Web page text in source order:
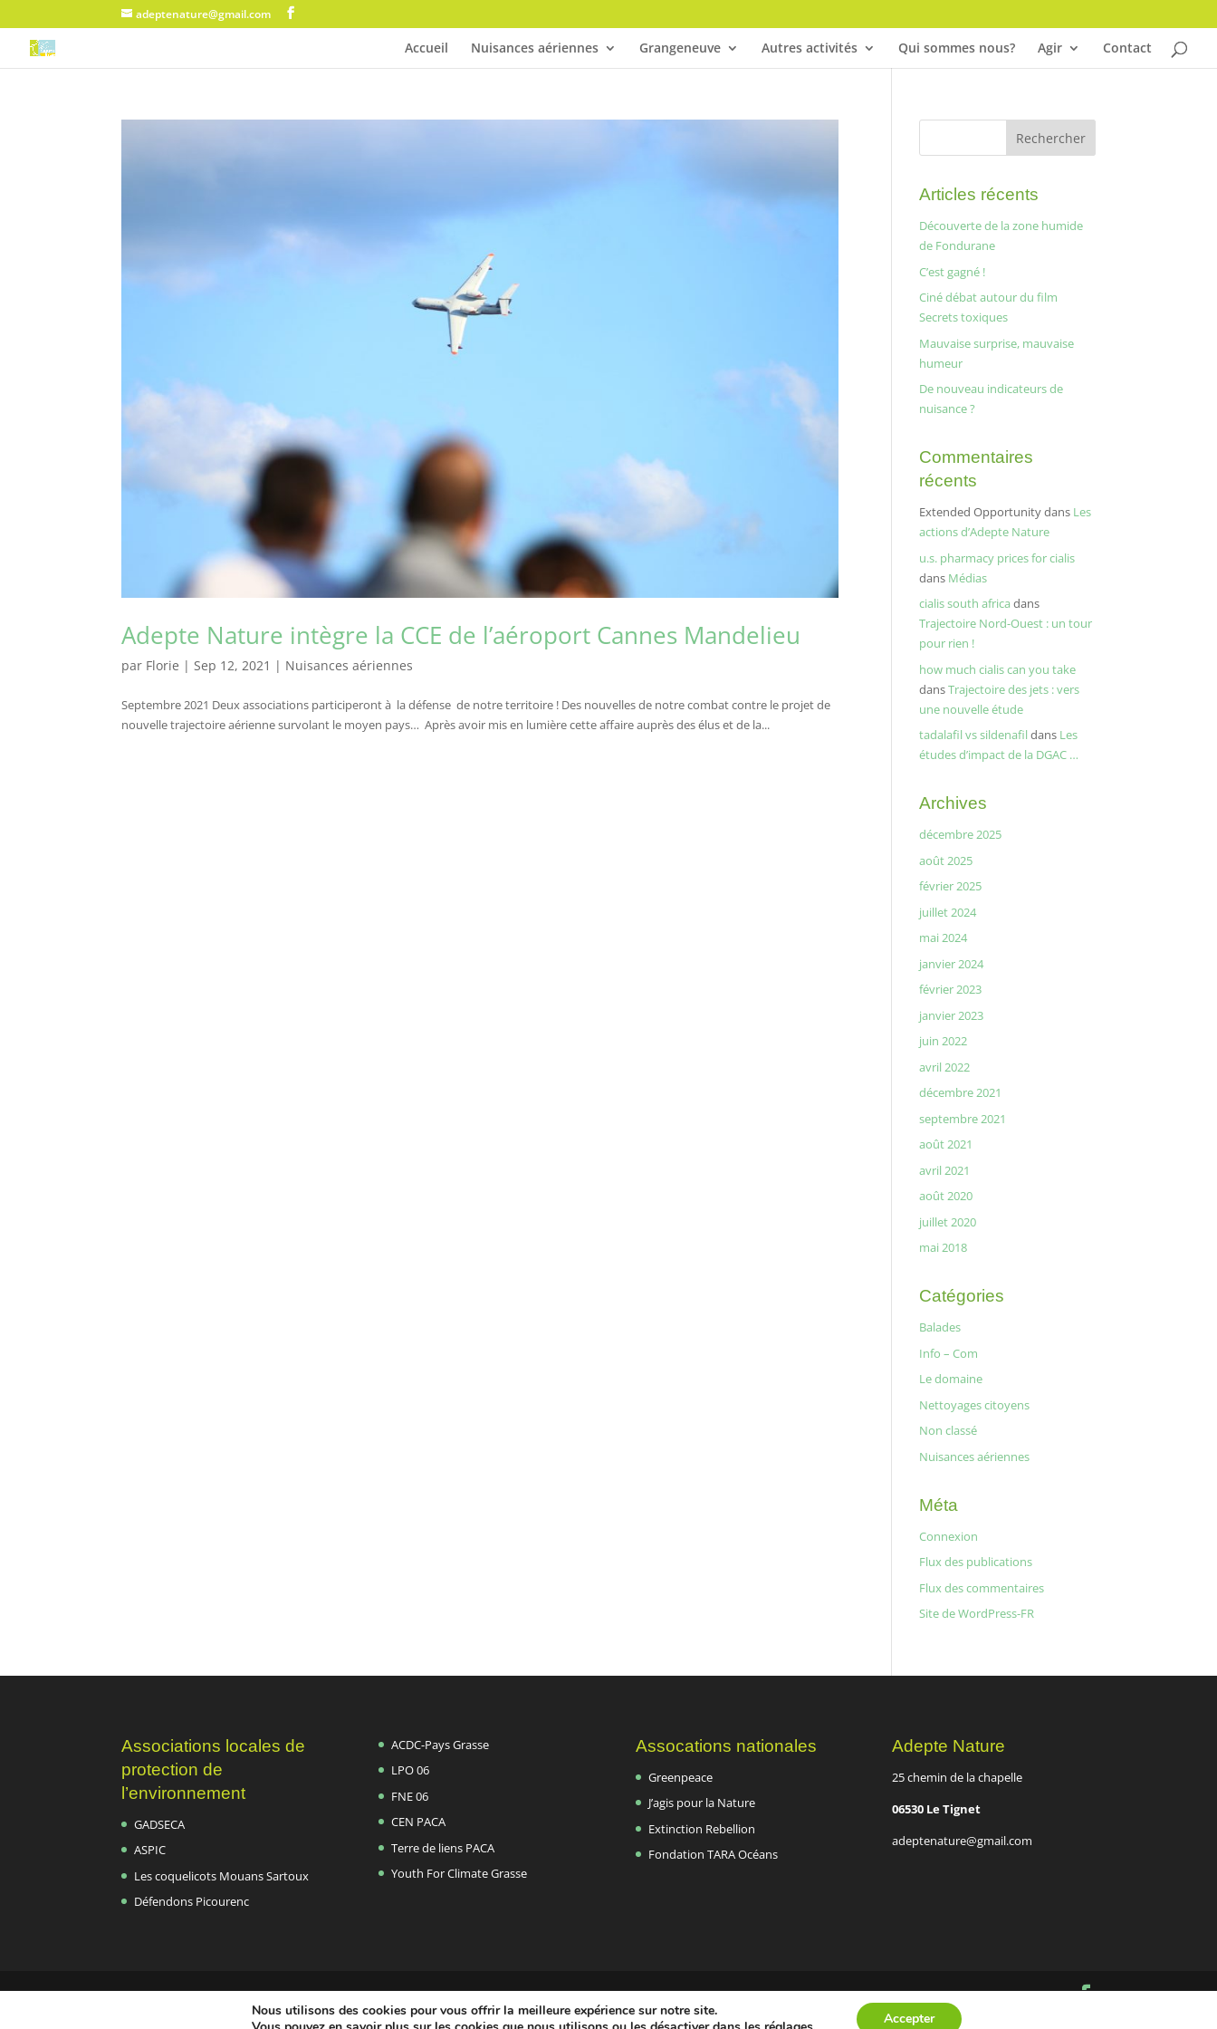
adeptenature@gmail.com
Accueil Nuisances aériennes Grangeneuve Autres activités Qui sommes nous? Agir Contact
Adepte Nature intègre la CCE de l’aéroport Cannes Mandelieu
par Florie |Sep 12, 2021 | Nuisances aériennes
Septembre 2021 Deux associations participeront à la défense de notre territoire ! Des nouvelles de notre combat contre le projet de
nouvelle trajectoire aérienne survolant le moyen pays… Après avoir mis en lumière cette affaire auprès des élus et de la...
Articles récents
Découverte de la zone humide
de Fondurane
C’est gagné !
Ciné débat autour du film
Secrets toxiques
Mauvaise surprise, mauvaise
humeur
De nouveau indicateurs de
nuisance ?
Commentaires
récents
Extended Opportunitydans Les
actions d’Adepte Nature
u.s. pharmacy prices for cialis
dans Médias
cialis south africa dans
Trajectoire Nord-Ouest : un tour
pour rien !
how much cialis can you take
dansTrajectoire des jets : vers
une nouvelle étude
tadalafil vs sildenafil dans Les
études d’impact de la DGAC …
Archives
décembre 2025
août 2025
février 2025
juillet 2024
mai 2024
janvier 2024
février 2023
janvier 2023
juin 2022
avril 2022
décembre 2021
septembre 2021
août 2021
avril 2021
août 2020
juillet 2020
mai 2018
Catégories
Balades
Info – Com
Le domaine
Nettoyages citoyens
Non classé
Nuisances aériennes
Méta
Connexion
Flux des publications
Flux des commentaires
Site de WordPress-FR
Associations locales de
protection de
l’environnement
GADSECA
ASPIC
Les coquelicots Mouans Sartoux
Défendons Picourenc
ACDC-Pays Grasse
LPO 06
FNE 06
CEN PACA
Terre de liens PACA
Youth For Climate Grasse
Assocations nationales
Greenpeace
J’agis pour la Nature
Extinction Rebellion
Fondation TARA Océans
Adepte Nature
25 chemin de la chapelle
06530 Le Tignet
adeptenature@gmail.com
Association ADEPTE Nature - 2021-2026 -
Politique de confidentialité
Nous utilisons des cookies pour vous offrir la meilleure expérience sur notre site.
Accepter